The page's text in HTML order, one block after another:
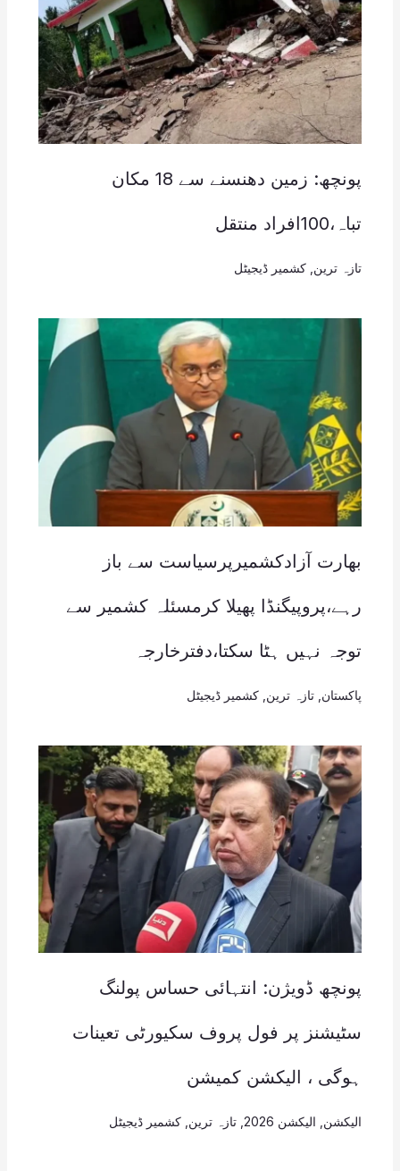
پونچھ: زمین دھنسنے سے 18 مکان
تباہ،100افراد منتقل
تازہ ترین کشمیر ڈیجیٹل
بھارت آزادکشمیرپرسیاست سے باز
رہے،پروپیگنڈا پھیلا کرمسئلہ کشمیر سے
توجہ نہیں ہٹا سکتا،دفترخارجہ
پاکستان تازہ ترین کشمیر ڈیجیٹل
پونچھ ڈویژن: انتہائی حساس پولنگ
سٹیشنز پر فول پروف سکیورٹی تعینات
ہوگی ، الیکشن کمیشن
الیکشن الیکشن 2026 , تازہ ترین کشمیر ڈیجیٹل